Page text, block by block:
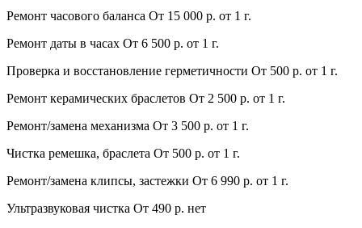
Ремонт часового баланса От 15 000 р. от 1 г.
Ремонт даты в часах От 6 500 р. от 1 г.
Проверка и восстановление герметичности От 500 р. от 1 г.
Ремонт керамических браслетов От 2 500 р. от 1 г.
Ремонт/замена механизма От 3 500 р. от 1 г.
Чистка ремешка, браслета От 500 р. от 1 г.
Ремонт/замена клипсы, застежки От 6 990 р. от 1 г.
Ультразвуковая чистка От 490 р. нет